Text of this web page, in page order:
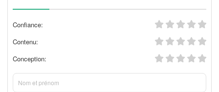
Confiance:
Contenu:
Conception: